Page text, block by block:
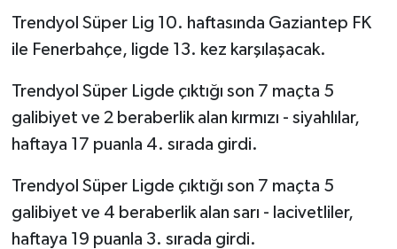
Trendyol Süper Lig 10. haftasında Gaziantep FK
ile Fenerbahçe, ligde 13. kez karşılaşacak.
Trendyol Süper Ligde çıktığı son 7 maçta 5
galibiyet ve 2 beraberlik alan kırmızı - siyahlılar,
haftaya 17 puanla 4. sırada girdi.
Trendyol Süper Ligde çıktığı son 7 maçta 5
galibiyet ve 4 beraberlik alan sarı - lacivetliler,
haftaya 19 puanla 3. sırada girdi.
Teknoloji
Video Haber
Yeme-İçme